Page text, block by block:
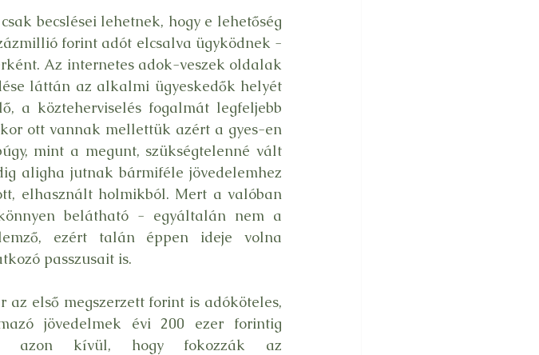
becslései lehetnek, hogy e lehetőség
forint adót elcsalva ügyködnek -
Az internetes adok-veszek oldalak
láttán az alkalmi ügyeskedők helyét
a közteherviselés fogalmát legfeljebb
ott vannak mellettük azért a gyes-en
mint a megunt, szükségtelenné vált
aligha jutnak bármiféle jövedelemhez
elhasznált holmikból. Mert a valóban
belátható - egyáltalán nem a
ezért talán éppen ideje volna
passzusait is.
az első megszerzett forint is adóköteles,
jövedelmek évi 200 ezer forintig
azon kívül, hogy fokozzák az